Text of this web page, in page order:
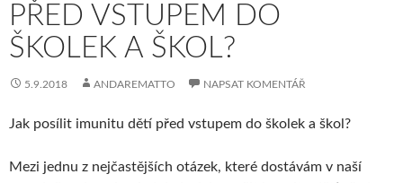
PŘED VSTUPEM DO
ŠKOLEK A ŠKOL?
5.9.2018 ANDAREMATTO NAPSAT KOMENTÁŘ
Jak posílit imunitu dětí před vstupem do školek a škol?
Mezi jednu z nejčastějších otázek, které dostávám v naší